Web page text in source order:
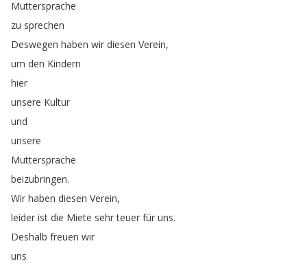
Muttersprache
zu sprechen
Deswegen haben wir diesen Verein,
um den Kindern
hier
unsere Kultur
und
unsere
Muttersprache
beizubringen.
Wir haben diesen Verein,
leider ist die Miete sehr teuer für uns.
Deshalb freuen wir
uns